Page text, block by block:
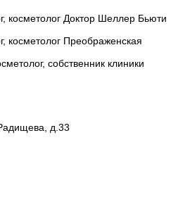
косметолог Доктор Шеллер Бьюти
косметолог Преображенская
собственник клиники
д.33